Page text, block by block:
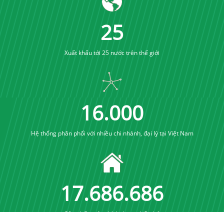
25
Xuất khẩu tới 25 nước trên thế giới
16.000
Hệ thống phân phối với nhiều chi nhánh, đại lý tại Việt Nam
17.689.689